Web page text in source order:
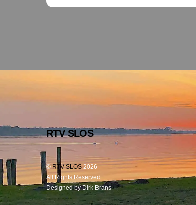
RTV SLOS
©RTV SLOS 2026
All Rights Reserved.
Designed by Dirk Brans